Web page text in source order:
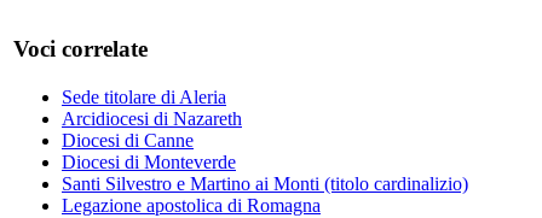
Voci correlate
Sede titolare di Aleria
Arcidiocesi di Nazareth
Diocesi di Canne
Diocesi di Monteverde
Santi Silvestro e Martino ai Monti (titolo cardinalizio)
Legazione apostolica di Romagna